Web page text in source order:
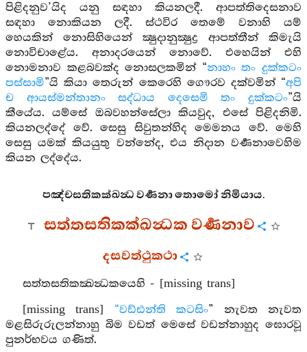
පිළිදනුව’යිද යනු සඳහා කියනලදී. ආපත්තිදෙසනාව
සඳහා නොකියන ලදී. ස්ථවිර තෙමේ වනාහි යම්
හෙයකින් නොසිහියෙන් ක්‍ෂුදානුක්‍ෂුද්‍ර ආපත්තීන් කිමැයි
නොවිචාළේය. අනාදරයෙන් නොවේ. එහෙයින් එහි
නොමනාව කළබවක්ද නොසලකමින් “නාහං තං දුක්කටං
පස්සාමි”යි කියා තෙරුන් කෙරෙහි ගෞරව දක්වමින් “අපි
ච ආයස්මන්තානං සද්ධාය දෙසෙමි තං දුක්කටං”යි
කීයේය. යම්සේ ඔබවහන්සේලා කියවුද, එසේ පිළිදනිමි.
කියනලද්දේ වේ. සෙසු සිවුතන්හිද මෙමනය වේ. මෙහි
සෙසු යමක් කියයුතු වන්නේද, එය නිදාන වර්‍ණනාවෙහිම
කියන ලද්දේය.
පඤ්චසතිකක්‍ඛන්‍ධ වර්‍ණනා තොමෝ නිමියාය.
සත්තසතිකක්‍ඛන්‍ධක වර්‍ණනාව
දසවත්ථුකථා
සත්තසතිකක්‍ඛන්‍ධකයෙහි - [missing trans]
[missing trans] “වඩ්ඪන්ති කටසිං” නැවත නැවත
මළසිරුරුලන්නාහු බිම වඩත් මෙසේ වඩන්නාහුද ඝොරවූ
පුනර්භවය ගණිත්.